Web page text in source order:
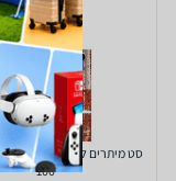
100